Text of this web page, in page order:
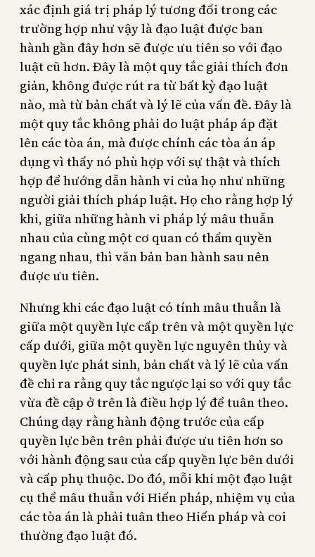
xác định giá trị pháp lý tương đối trong các
trường hợp như vậy là đạo luật được ban
hành gần đây hơn sẽ được ưu tiên so với đạo
luật cũ hơn. Đây là một quy tắc giải thích đơn
giản, không được rút ra từ bất kỳ đạo luật
nào, mà từ bản chất và lý lẽ của vấn đề. Đây là
một quy tắc không phải do luật pháp áp đặt
lên các tòa án, mà được chính các tòa án áp
dụng vì thấy nó phù hợp với sự thật và thích
hợp để hướng dẫn hành vi của họ như những
người giải thích pháp luật. Họ cho rằng hợp lý
khi, giữa những hành vi pháp lý mâu thuẫn
nhau của cùng một cơ quan có thẩm quyền
ngang nhau, thì văn bản ban hành sau nên
được ưu tiên.
Nhưng khi các đạo luật có tính mâu thuẫn là
giữa một quyền lực cấp trên và một quyền lực
cấp dưới, giữa một quyền lực nguyên thủy và
quyền lực phát sinh, bản chất và lý lẽ của vấn
đề chỉ ra rằng quy tắc ngược lại so với quy tắc
vừa đề cập ở trên là điều hợp lý để tuân theo.
Chúng dạy rằng hành động trước của cấp
quyền lực bên trên phải được ưu tiên hơn so
với hành động sau của cấp quyền lực bên dưới
và cấp phụ thuộc. Do đó, mỗi khi một đạo luật
cụ thể mâu thuẫn với Hiến pháp, nhiệm vụ của
các tòa án là phải tuân theo Hiến pháp và coi
thường đạo luật đó.